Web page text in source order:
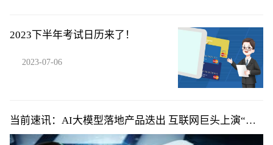
2023下半年考试日历来了！
2023-07-06
当前速讯：AI大模型落地产品迭出 互联网巨头上演“速
度与激情”